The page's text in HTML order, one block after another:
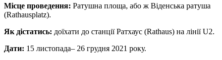
Місце проведення: Ратушна площа, або ж Віденська ратуша
(Rathausplatz).
Як дістатись: доїхати до станції Ратхаус (Rathaus) на лінії U2.
Дати: 15 листопада– 26 грудня 2021 року.